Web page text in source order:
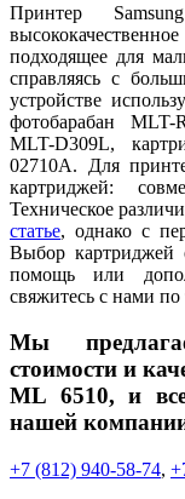
Принтер
подходящее для
справляясь с
устройстве
фотобарабан
MLT-D309L,
02710A. Для
картриджей:
Техническое
статье, однако с
Выбор картриджей
помощь или
свяжитесь с нами
Мы
стоимости и
ML 6510, и
нашей
+7 (812) 940-58-74,